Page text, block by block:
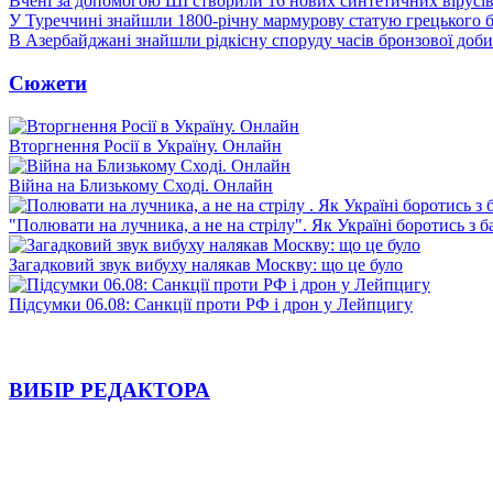
У Туреччині знайшли 1800-річну мармурову статую грецького
В Азербайджані знайшли рідкісну споруду часів бронзової доби
Сюжети
Вторгнення Росії в Україну. Онлайн
Війна на Близькому Сході. Онлайн
"Полювати на лучника, а не на стрілу". Як Україні боротись з
Загадковий звук вибуху налякав Москву: що це було
Підсумки 06.08: Санкції проти РФ і дрон у Лейпцигу
ВИБІР РЕДАКТОРА